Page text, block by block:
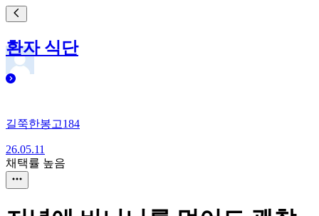
환자 식단
길쭉한봉고184
26.05.11
채택률 높음